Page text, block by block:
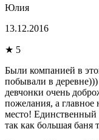
Юлия
13.12.2016
★ 5
Были компанией в
побывали в
девчонки очень
пожелания, а
место! Единственный
так как большая баня